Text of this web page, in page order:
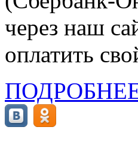
через наш
оплатить